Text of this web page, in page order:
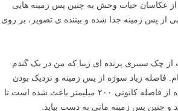
و گل های دورتر از سوژه به صورت بوکه های
می شوند و جلوه بصری زیبایی به تصویر داده